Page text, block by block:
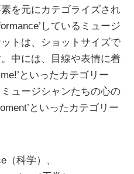
を元にカテゴライズされ
しているミュージ
トは、ショットサイズで
中には、目線や表情に着
といったカテゴリー
ュージシャンたちの心の
といったカテゴリー
科学）、